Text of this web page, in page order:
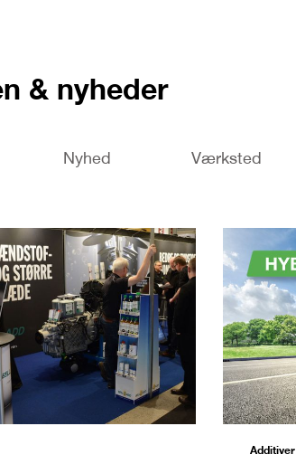
& nyheder
Nyhed Værksted
Additiver